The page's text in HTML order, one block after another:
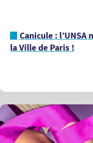
Canicule :
la Ville de Paris !